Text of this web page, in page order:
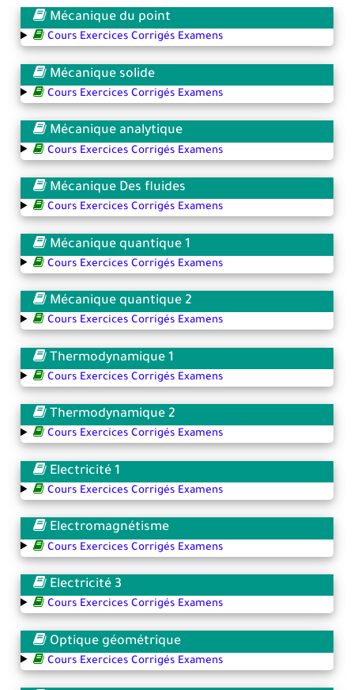
Mécanique du point
Cours Exercices Corrigés Examens
Mécanique solide
Cours Exercices Corrigés Examens
Mécanique analytique
Cours Exercices Corrigés Examens
Mécanique Des fluides
Cours Exercices Corrigés Examens
Mécanique quantique 1
Cours Exercices Corrigés Examens
Mécanique quantique 2
Cours Exercices Corrigés Examens
Thermodynamique 1
Cours Exercices Corrigés Examens
Thermodynamique 2
Cours Exercices Corrigés Examens
Electricité 1
Cours Exercices Corrigés Examens
Electromagnétisme
Cours Exercices Corrigés Examens
Electricité 3
Cours Exercices Corrigés Examens
Optique géométrique
Cours Exercices Corrigés Examens